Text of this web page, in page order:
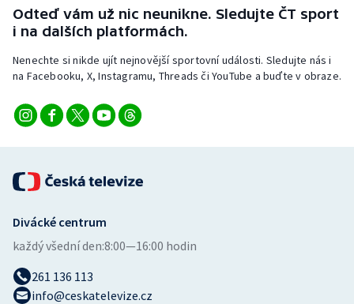
Triatlon
Vodní slalom
Volejbal
Odteď vám už nic neunikne. Sledujte ČT sport
i na dalších platformách.
Nenechte si nikde ujít nejnovější sportovní události. Sledujte nás i
na Facebooku, X, Instagramu, Threads či YouTube a buďte v obraze.
Divácké centrum
každý všední den:8:00—16:00 hodin
261 136 113
info@ceskatelevize.cz